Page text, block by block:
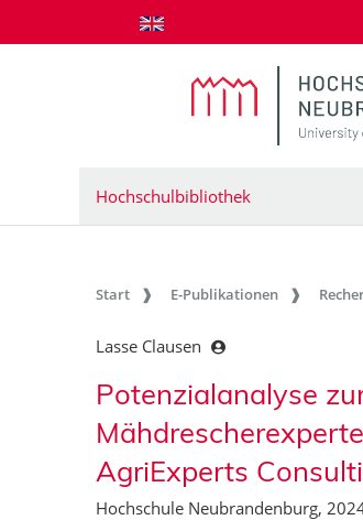
zum Inhalt springen
Hochschulbibliothek
Start E-Publikationen
Lasse Clausen
Potenzialanalyse
AgriExperts
Hochschule Neubrandenburg,